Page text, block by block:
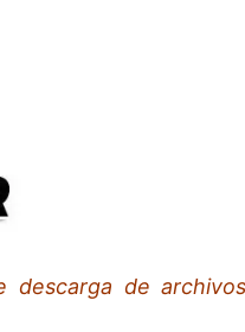
descarga de